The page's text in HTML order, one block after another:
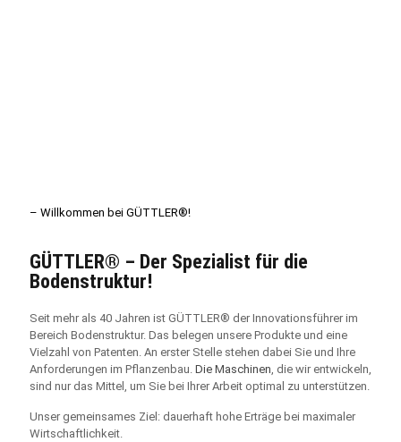
– Willkommen bei GÜTTLER®!
GÜTTLER® – Der Spezialist für die
Bodenstruktur!
Seit mehr als 40 Jahren ist GÜTTLER® der Innovationsführer im
Bereich Bodenstruktur. Das belegen unsere Produkte und eine
Vielzahl von Patenten. An erster Stelle stehen dabei Sie und Ihre
Anforderungen im Pflanzenbau. Die Maschinen , die wir entwickeln,
sind nur das Mittel, um Sie bei Ihrer Arbeit optimal zu unterstützen.
Unser gemeinsames Ziel: dauerhaft hohe Erträge bei maximaler
Wirtschaftlichkeit.